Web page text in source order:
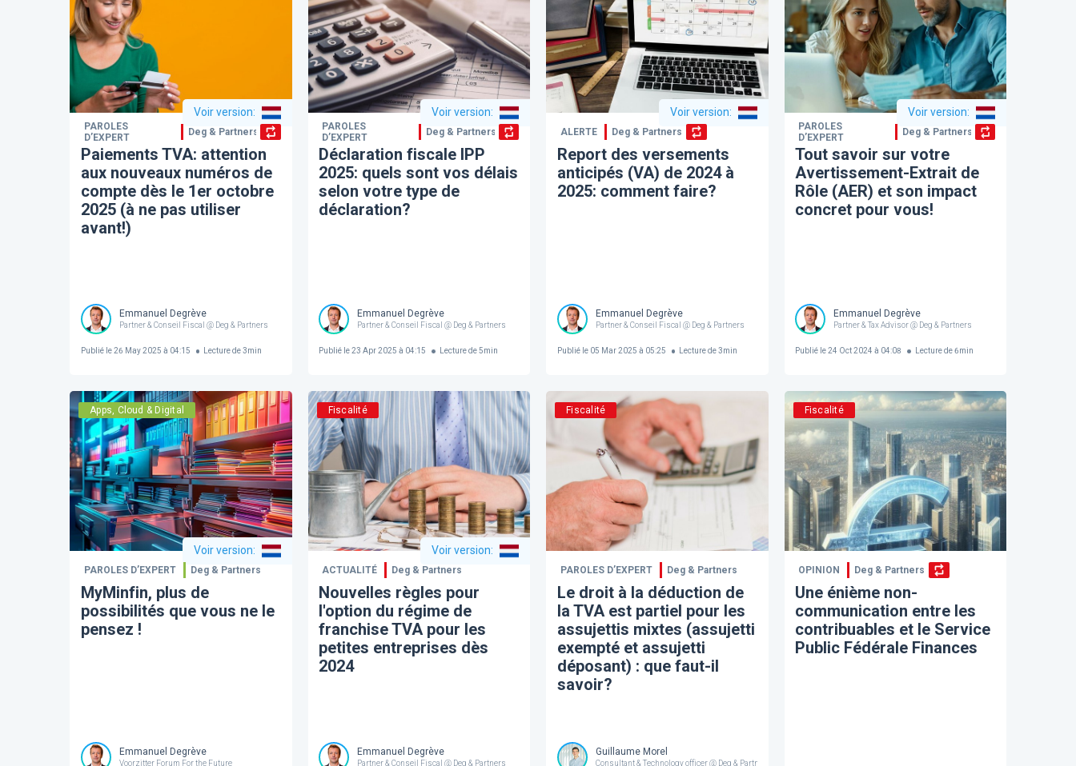
Voir version:
PAROLES
D’EXPERT
Deg & Partners
Paiements TVA: attention
aux nouveaux numéros de
compte dès le 1er octobre
2025 (à ne pas utiliser
avant!)
Emmanuel Degrève
Partner & Conseil Fiscal @ Deg & Partners
Publié le26 May 2025 à 04:15 Lecture de3min
Voir version:
PAROLES
D’EXPERT
Deg & Partners
Déclaration fiscale IPP
2025: quels sont vos délais
selon votre type de
déclaration?
Emmanuel Degrève
Partner & Conseil Fiscal @ Deg & Partners
Publié le23 Apr 2025 à 04:15 Lecture de 5min
Voir version:
ALERTE Deg & Partners
Report des versements
anticipés (VA) de 2024 à
2025: comment faire?
Emmanuel Degrève
Partner & Conseil Fiscal @ Deg & Partners
Publié le05 Mar 2025 à 05:25 Lecture de3min
Voir version:
PAROLES
D’EXPERT
Deg & Partners
Tout savoir sur votre
Avertissement-Extrait de
Rôle (AER) et son impact
concret pour vous!
Emmanuel Degrève
Partner & Tax Advisor @ Deg & Partners
Publié le24 Oct 2024 à 04:08 Lecture de 6min
Apps, Cloud & Digital
Voir version:
PAROLES D’EXPERT Deg & Partners
MyMinfin, plus de
possibilités que vous ne le
pensez !
Emmanuel Degrève
Voorzitter Forum For the Future
Fiscalité
Voir version:
ACTUALITÉ Deg & Partners
Nouvelles règles pour
l'option du régime de
franchise TVA pour les
petites entreprises dès
2024
Emmanuel Degrève
Partner & Conseil Fiscal @ Deg & Partners
Fiscalité
PAROLES D’EXPERT Deg & Partners
Le droit à la déduction de
la TVA est partiel pour les
assujettis mixtes (assujetti
exempté et assujetti
déposant) : que faut-il
savoir?
Guillaume Morel
Consultant & Technology officer @ Deg & Partners
Fiscalité
OPINION Deg & Partners
Une énième non-
communication entre les
contribuables et le Service
Public Fédérale Finances